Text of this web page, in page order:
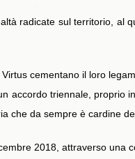
radicate sul territorio, al
cementano il loro
accordo triennale,
che da sempre è cardine
2018, attraverso una